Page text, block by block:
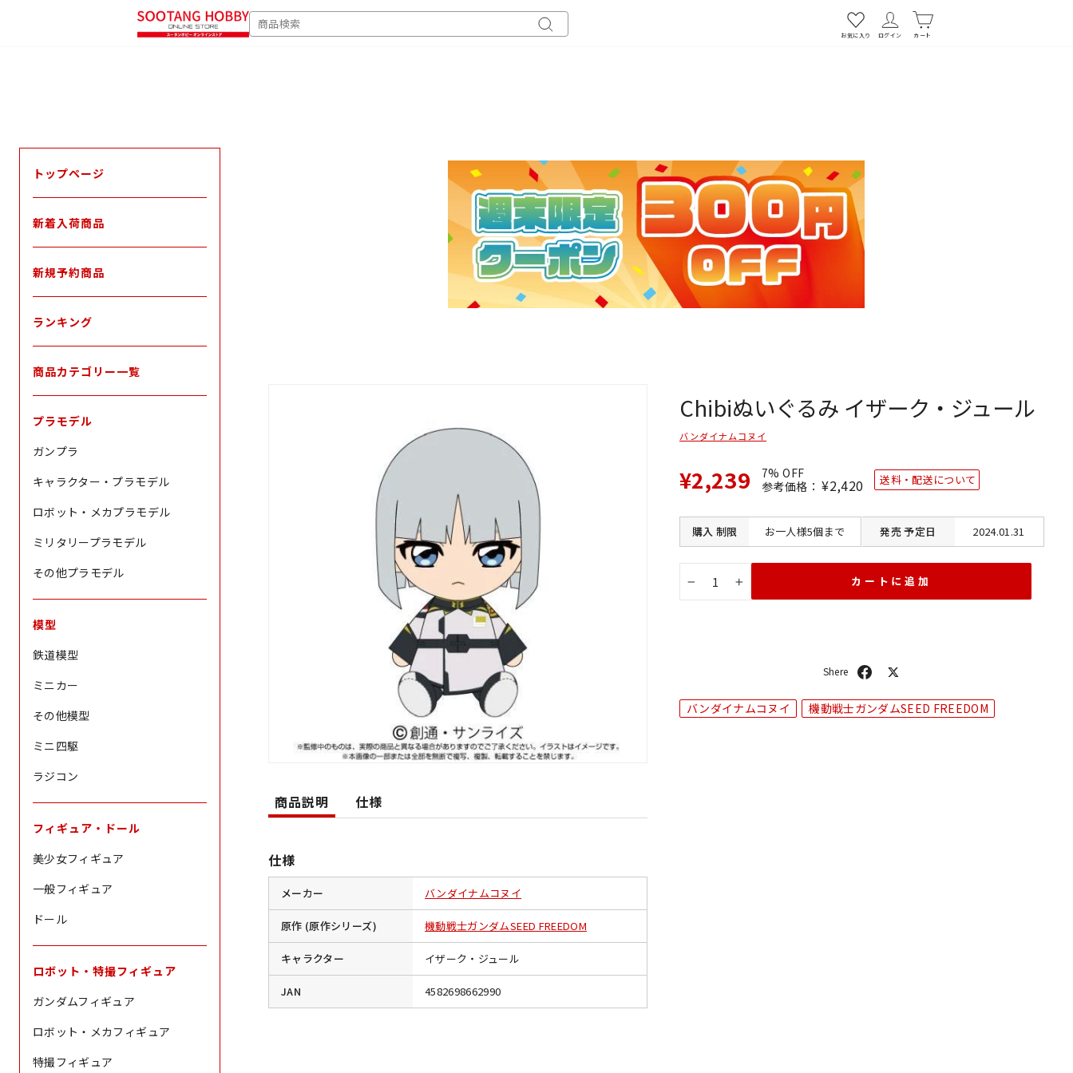
SEARCH
キ
お気に入り ログイン カート
トップページ
新着入荷商品
新規予約商品
ランキング
商品カテゴリー一覧
プラモデル
ガンプラ
キャラクター・プラモデル
ロボット・メカプラモデル
ミリタリープラモデル
その他プラモデル
模型
鉄道模型
ミニカー
その他模型
ミニ四駆
ラジコン
フィギュア・ドール
美少女フィギュア
一般フィギュア
ドール
ロボット・特撮フィギュア
ガンダムフィギュア
ロボット・メカフィギュア
特撮フィギュア
商品説明 仕様
仕様
メーカー バンダイナムコヌイ
原作 (原作シリーズ) 機動戦士ガンダムSEED FREEDOM
キャラクター イザーク・ジュール
JAN 4582698662990
Chibiぬいぐるみ イザーク・ジュール
バンダイナムコヌイ
¥2,239
7% OFF
参考価格： 通
常
格
¥2,420 SALE
送料・配送について
購入 制限 お一人様5個まで 発売予定日 2024.01.31
+
カートに追加
シ
ア
ト
バンダイナムコヌイ 機動戦士ガンダムSEED FREEDOM